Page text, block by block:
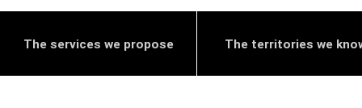
The services we propose The territories we